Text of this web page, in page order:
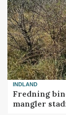
INDLAND
Fredning
mangler